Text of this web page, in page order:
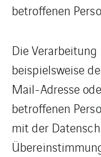
betroffenen
Die
beispielsweise
Mail-Adresse
betroffenen
mit der